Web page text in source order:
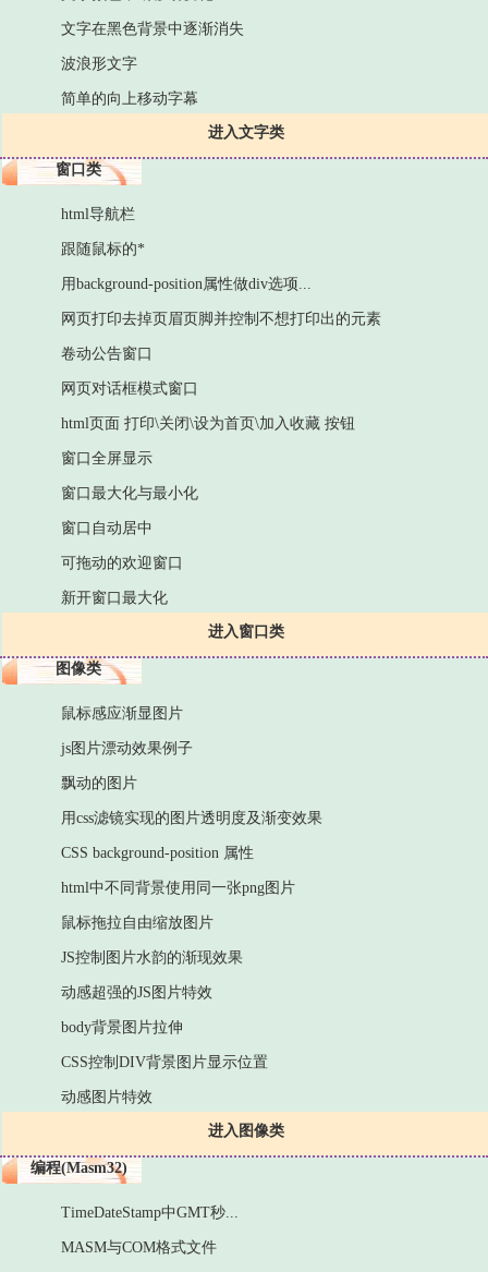
进入文字类
文字在黑色背景中逐渐消失
波浪形文字
简单的向上移动字幕
窗口类
进入窗口类
html导航栏
跟随鼠标的*
用background-position属性做div选项...
网页打印去掉页眉页脚并控制不想打印出的元素
卷动公告窗口
网页对话框模式窗口
html页面 打印\关闭\设为首页\加入收藏 按钮
窗口全屏显示
窗口最大化与最小化
窗口自动居中
可拖动的欢迎窗口
新开窗口最大化
图像类
进入图像类
鼠标感应渐显图片
js图片漂动效果例子
飘动的图片
用css滤镜实现的图片透明度及渐变效果
CSS background-position 属性
html中不同背景使用同一张png图片
鼠标拖拉自由缩放图片
JS控制图片水韵的渐现效果
动感超强的JS图片特效
body背景图片拉伸
CSS控制DIV背景图片显示位置
动感图片特效
编程(Masm32)
TimeDateStamp中GMT秒...
MASM与COM格式文件